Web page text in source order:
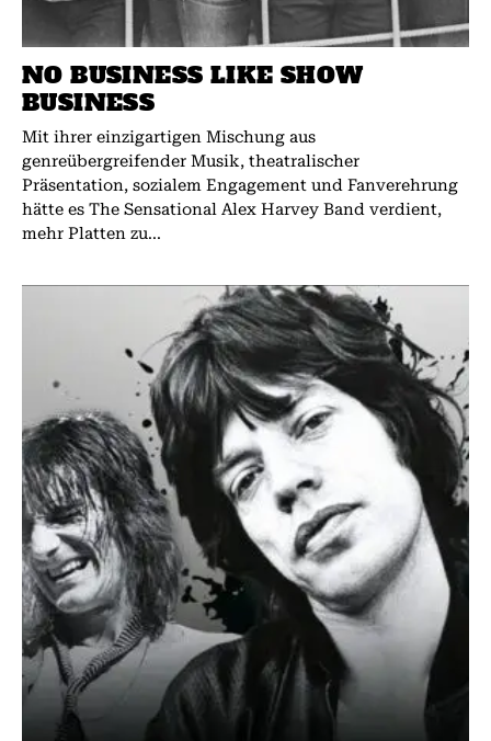
NO BUSINESS LIKE SHOW
BUSINESS
Mit ihrer einzigartigen Mischung aus
genreübergreifender Musik, theatralischer
Präsentation, sozialem Engagement und Fanverehrung
hätte es The Sensational Alex Harvey Band verdient,
mehr Platten zu...